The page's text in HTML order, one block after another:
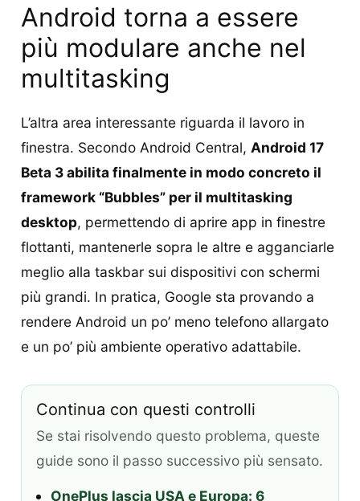
Android torna a essere
più modulare anche nel
multitasking
L’altra area interessante riguarda il lavoro in
finestra. Secondo Android Central, Android 17
Beta 3 abilita finalmente in modo concreto il
framework “Bubbles” per il multitasking
desktop, permettendo di aprire app in finestre
flottanti, mantenerle sopra le altre e agganciarle
meglio alla taskbar sui dispositivi con schermi
più grandi. In pratica, Google sta provando a
rendere Android un po’ meno telefono allargato
e un po’ più ambiente operativo adattabile.
Continua con questi controlli
Se stai risolvendo questo problema, queste
guide sono il passo successivo più sensato.
OnePlus lascia USA e Europa: 6